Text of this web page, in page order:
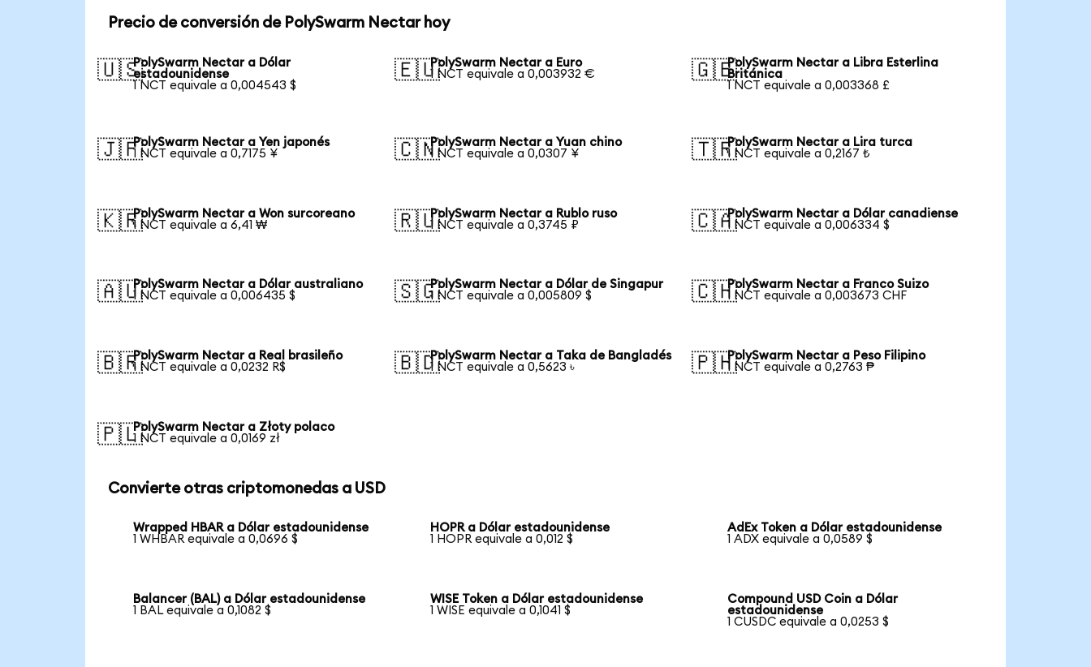
Precio de conversión de PolySwarm Nectar hoy
🇺🇸PolySwarm Nectar a Dólar
estadounidense
1 NCT equivale a 0,004543 $
🇪🇺PolySwarm Nectar a Euro
1 NCT equivale a 0,003932 €
🇬🇧PolySwarm Nectar a Libra Esterlina
Británica
1 NCT equivale a 0,003368 £
🇯🇵PolySwarm Nectar a Yen japonés
1 NCT equivale a 0,7175 ¥
🇨🇳PolySwarm Nectar a Yuan chino
1 NCT equivale a 0,0307 ¥
🇹🇷PolySwarm Nectar a Lira turca
1 NCT equivale a 0,2167 ₺
🇰🇷PolySwarm Nectar a Won surcoreano
1 NCT equivale a 6,41 ₩
🇷🇺PolySwarm Nectar a Rublo ruso
1 NCT equivale a 0,3745 ₽
🇨🇦PolySwarm Nectar a Dólar canadiense
1 NCT equivale a 0,006334 $
🇦🇺PolySwarm Nectar a Dólar australiano
1 NCT equivale a 0,006435 $
🇸🇬PolySwarm Nectar a Dólar de Singapur
1 NCT equivale a 0,005809 $
🇨🇭PolySwarm Nectar a Franco Suizo
1 NCT equivale a 0,003673 CHF
🇧🇷PolySwarm Nectar a Real brasileño
1 NCT equivale a 0,0232 R$
🇧🇩PolySwarm Nectar a Taka de Bangladés
1 NCT equivale a 0,5623 ৳
🇵🇭PolySwarm Nectar a Peso Filipino
1 NCT equivale a 0,2763 ₱
🇵🇱PolySwarm Nectar a Złoty polaco
1 NCT equivale a 0,0169 zł
Convierte otras criptomonedas a USD
Wrapped HBAR a Dólar estadounidense
1 WHBAR equivale a 0,0696 $
HOPR a Dólar estadounidense
1 HOPR equivale a 0,012 $
AdEx Token a Dólar estadounidense
1 ADX equivale a 0,0589 $
Balancer (BAL) a Dólar estadounidense
1 BAL equivale a 0,1082 $
WISE Token a Dólar estadounidense
1 WISE equivale a 0,1041 $
Compound USD Coin a Dólar
estadounidense
1 CUSDC equivale a 0,0253 $